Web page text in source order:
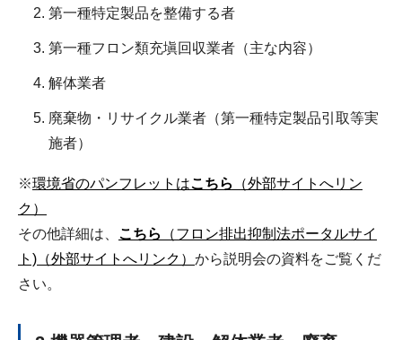
第一種特定製品を整備する者
第一種フロン類充塡回収業者（主な内容）
解体業者
廃棄物・リサイクル業者（第一種特定製品引取等実
施者）
※環境省のパンフレットはこちら
（外部サイトへリン
ク）
その他詳細は、 こちら
（フロン排出抑制法ポータルサイ
ト)（外部サイトへリンク） から説明会の資料をご覧くだ
さい。